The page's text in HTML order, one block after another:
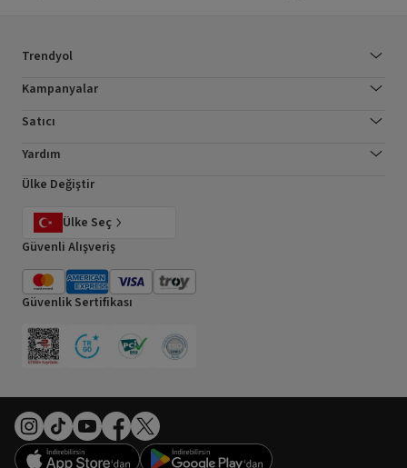
Trendyol
Kampanyalar
Satıcı
Yardım
Ülke Değiştir
Ülke Seç
Güvenli Alışveriş
Güvenlik Sertifikası